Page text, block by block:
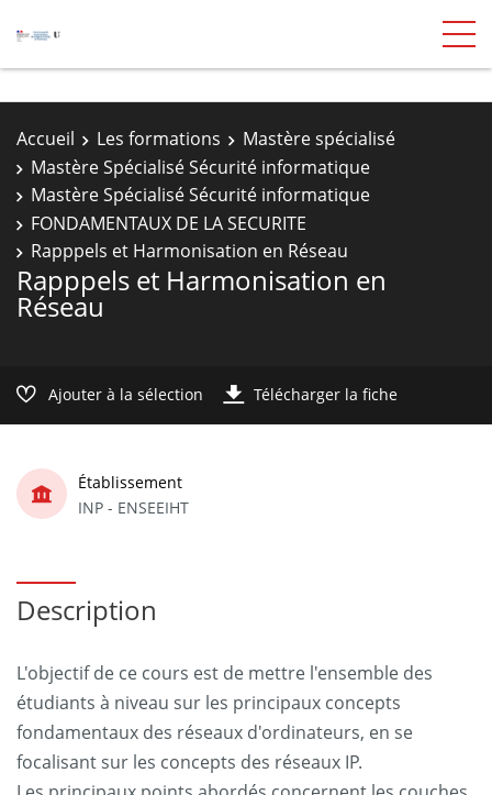
Accueil Les formations
Mastère spécialisé
Mastère Spécialisé Sécurité informatique
Mastère Spécialisé Sécurité informatique
FONDAMENTAUX DE LA SECURITE
Rapppels et Harmonisation en Réseau
Rapppels et Harmonisation en
Réseau
Ajouter à la sélection Télécharger la fiche
Établissement
INP - ENSEEIHT
Description
L'objectif de ce cours est de mettre l'ensemble des
étudiants à niveau sur les principaux concepts
fondamentaux des réseaux d'ordinateurs, en se
focalisant sur les concepts des réseaux IP.